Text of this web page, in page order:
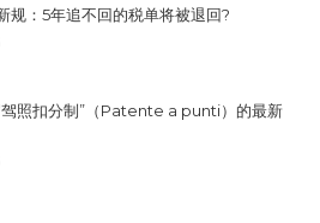
规：5年追不回的税单将被退回?
驾照扣分制”（Patente a punti）的最新